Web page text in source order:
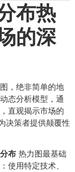
布热
的深
，绝非简单的地
态分析模型，通
直观揭示市场的
决策者提供颠覆性
布 热力图最基础
使用特定技术、